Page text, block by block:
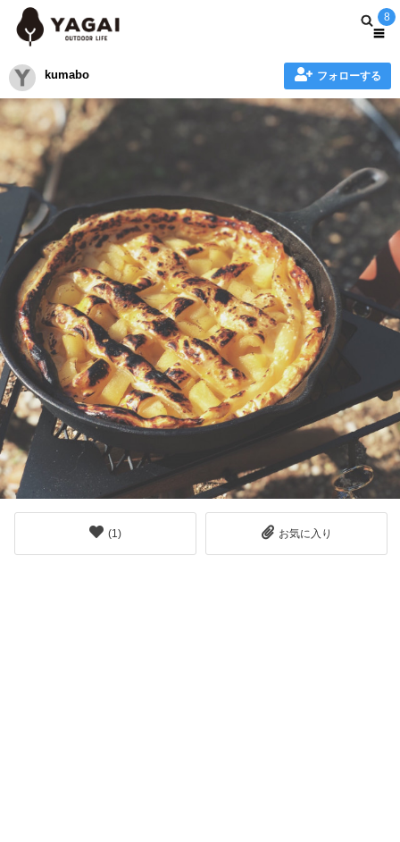
8
kumabo フォローする
(1) お気に入り